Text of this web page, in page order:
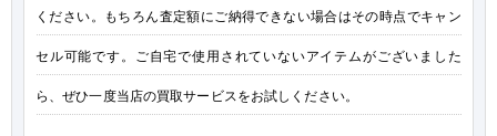
ください。もちろん査定額にご納得できない場合はその時点でキャン
セル可能です。ご自宅で使用されていないアイテムがございました
ら、ぜひ一度当店の買取サービスをお試しください。